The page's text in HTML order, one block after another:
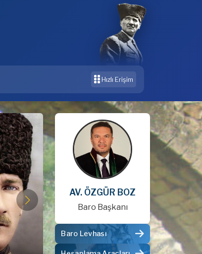
Hızlı Erişim
AV. ÖZGÜR BOZ
Baro Başkanı
Baro Levhası